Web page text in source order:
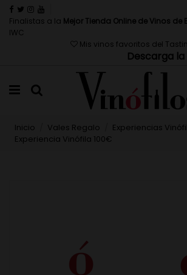
Finalistas a la Mejor Tienda Online de Vinos de
IWC
Mis vinos favoritos del
Descarga
Inicio Vales Regalo
Experiencias
Experiencia Vinófila 100€